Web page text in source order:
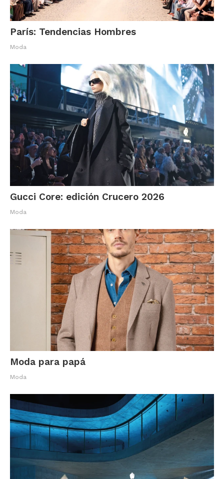
a
París: Tendencias Hombres
Moda
Gucci Core: edición Crucero 2026
Moda
Moda para papá
Moda